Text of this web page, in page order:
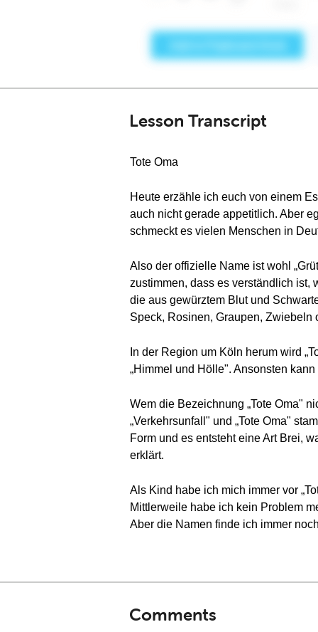
Lesson Transcript
Tote Oma
Heute erzähle ich euch von einem
auch nicht gerade appetitlich. Aber
schmeckt es vielen Menschen in
Also der offizielle Name ist wohl
zustimmen, dass es verständlich ist,
die aus gewürztem Blut und
Speck, Rosinen, Graupen, Zwiebeln
In der Region um Köln herum wird
„Himmel und Hölle". Ansonsten
Wem die Bezeichnung „Tote Oma"
„Verkehrsunfall" und „Tote Oma"
Form und es entsteht eine Art Brei,
erklärt.
Als Kind habe ich mich immer vor
Mittlerweile habe ich kein Problem
Aber die Namen finde ich immer
Comments